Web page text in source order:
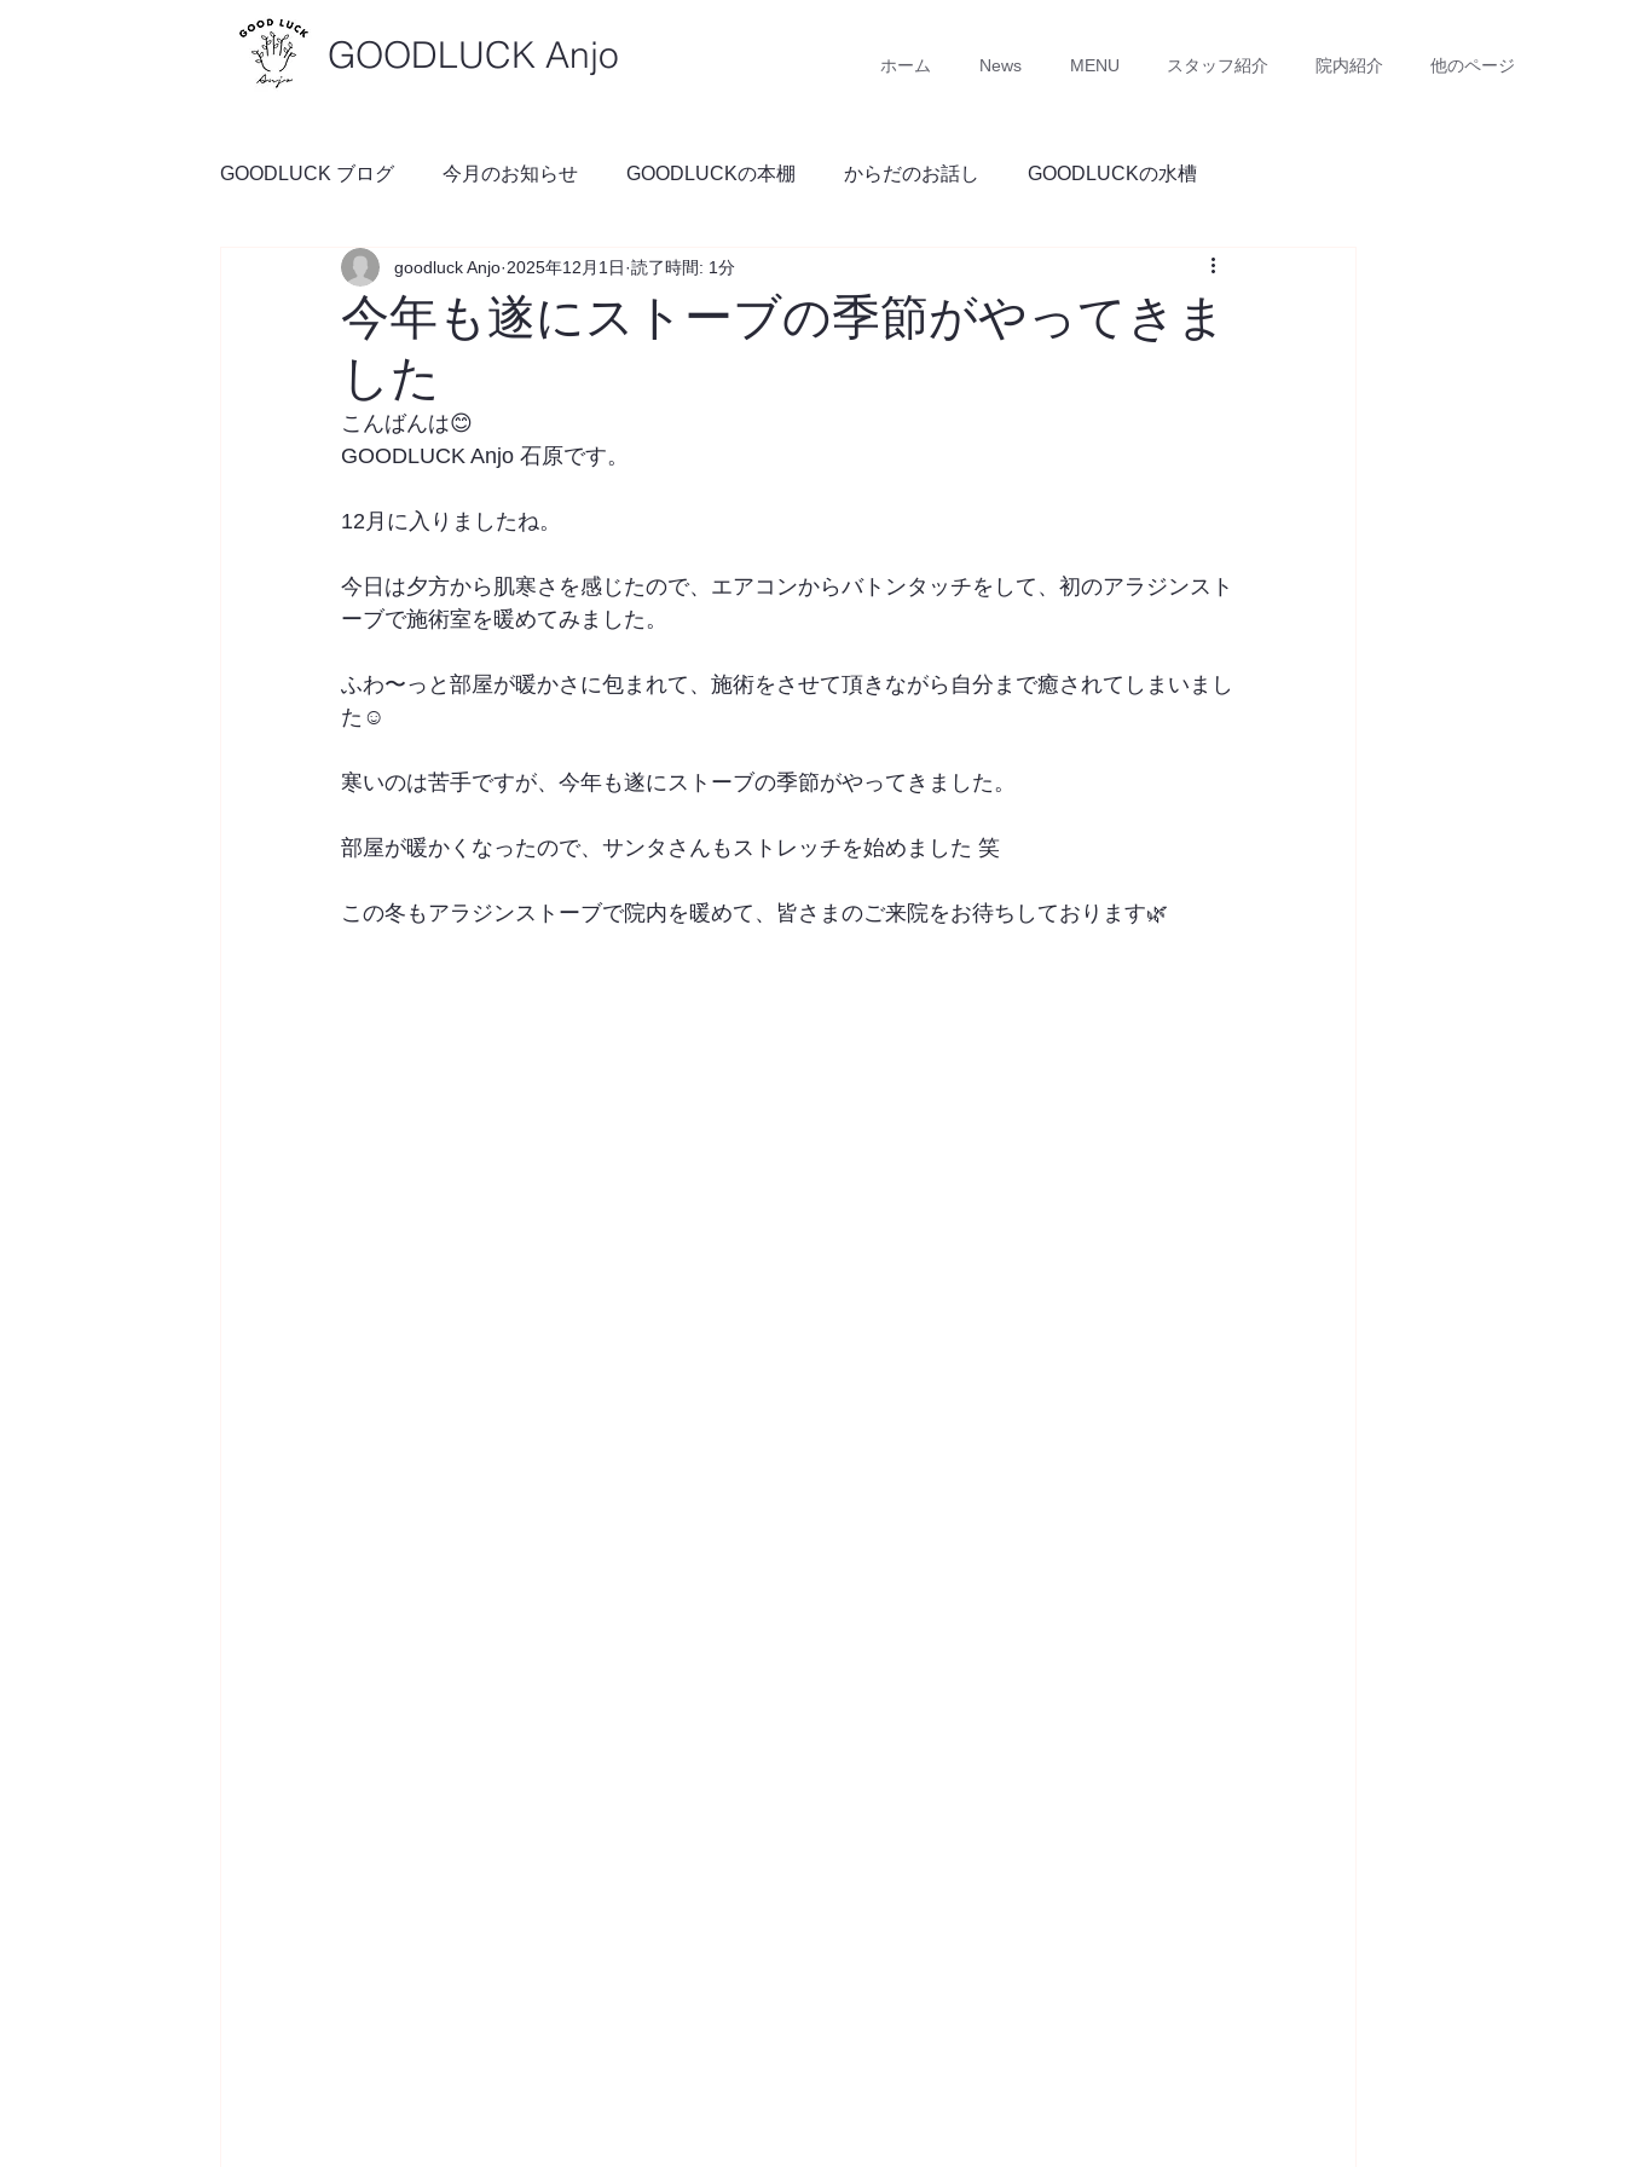
ホーム News MENU スタッフ紹介 院内紹介 他のページ
GOODLUCK Anjo
GOODLUCK ブログ 今月のお知らせ GOODLUCKの本棚 からだのお話し GOODLUCKの水槽
料理の時間 予約空き状況 GOODLUCKブログ
今年も遂にストーブの季節がやってきま
した
goodluck Anjo 2025年12月1日 読了時間: 1分
こんばんは😊
GOODLUCK Anjo 石原です。
12月に入りましたね。
今日は夕方から肌寒さを感じたので、エアコンからバトンタッチをして、初のアラジンスト
ーブで施術室を暖めてみました。
ふわ〜っと部屋が暖かさに包まれて、施術をさせて頂きながら自分まで癒されてしまいまし
た☺️
寒いのは苦手ですが、今年も遂にストーブの季節がやってきました。
部屋が暖かくなったので、サンタさんもストレッチを始めました 笑
この冬もアラジンストーブで院内を暖めて、皆さまのご来院をお待ちしております🌿